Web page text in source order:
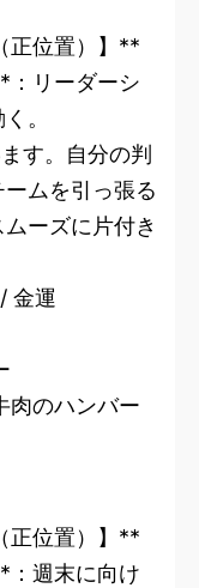
正位置）】**
：リーダーシ
。
す。自分の判
ムを引っ張る
ーズに片付き
運
肉のハンバー
正位置）】**
：週末に向け